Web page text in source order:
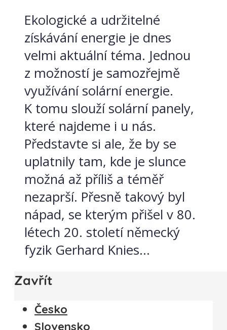
Ekologické a udržitelné
získávání energie je dnes
velmi aktuální téma. Jednou
z možností je samozřejmě
využívání solární energie.
K tomu slouží solární panely,
které najdeme i u nás.
Představte si ale, že by se
uplatnily tam, kde je slunce
možná až příliš a téměř
nezaprší. Přesně takový byl
nápad, se kterým přišel v 80.
létech 20. století německý
fyzik Gerhard Knies...
Zavřít
Česko
Slovensko